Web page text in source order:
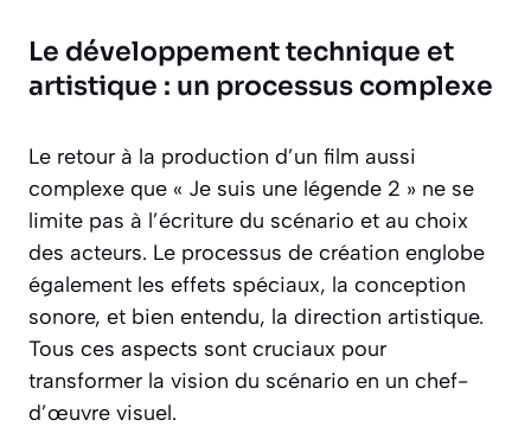
Le développement technique et
artistique : un processus complexe
Le retour à la production d’un film aussi
complexe que « Je suis une légende 2 » ne se
limite pas à l’écriture du scénario et au choix
des acteurs. Le processus de création englobe
également les effets spéciaux, la conception
sonore, et bien entendu, la direction artistique.
Tous ces aspects sont cruciaux pour
transformer la vision du scénario en un chef-
d’œuvre visuel.